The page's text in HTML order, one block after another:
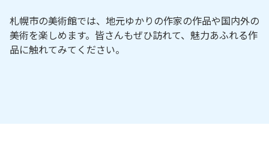
札幌市の美術館では、地元ゆかりの作家の作品や国内外の
美術を楽しめます。皆さんもぜひ訪れて、魅力あふれる作
品に触れてみてください。